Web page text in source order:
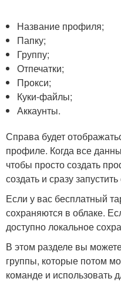
Название профиля;
Папку;
Группу;
Отпечатки;
Прокси;
Куки-файлы;
Аккаунты.
Справа будет
профиле. Когда все
чтобы просто создать
создать и сразу запустить
Если у вас бесплатный
сохраняются в облаке.
доступно локальное
В этом разделе вы
группы, которые потом
команде и использовать